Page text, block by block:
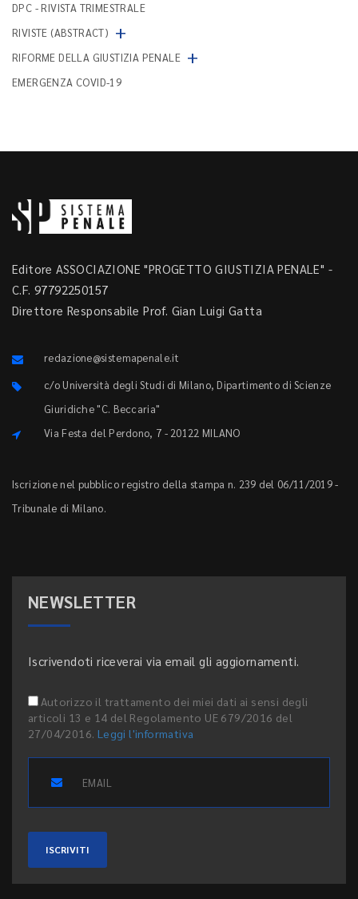
DPC - RIVISTA TRIMESTRALE
RIVISTE (ABSTRACT) +
RIFORME DELLA GIUSTIZIA PENALE +
EMERGENZA COVID-19
Editore ASSOCIAZIONE "PROGETTO GIUSTIZIA PENALE" -
C.F. 97792250157
Direttore Responsabile Prof. Gian Luigi Gatta
redazione@sistemapenale.it
c/o Università degli Studi di Milano, Dipartimento di Scienze
Giuridiche "C. Beccaria"
Via Festa del Perdono, 7 - 20122 MILANO
Iscrizione nel pubblico registro della stampa n. 239 del 06/11/2019 -
Tribunale di Milano.
NEWSLETTER
Iscrivendoti riceverai via email gli aggiornamenti.
Autorizzo il trattamento dei miei dati ai sensi degli
articoli 13 e 14 del Regolamento UE 679/2016 del
27/04/2016. Leggi l'informativa
ISCRIVITI